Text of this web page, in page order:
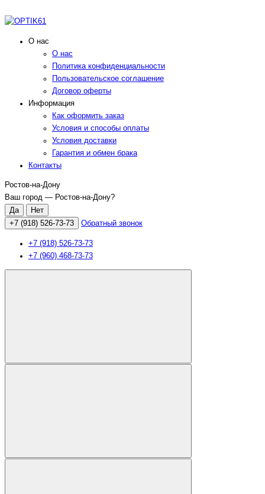
О нас
О нас
Политика конфиденциальности
Пользовательское соглашение
Договор оферты
Информация
Как оформить заказ
Условия и способы оплаты
Условия доставки
Гарантия и обмен брака
Контакты
Ростов-на-Дону
Ваш город — Ростов-на-Дону?
+7 (918) 526-73-73 Обратный звонок
+7 (918) 526-73-73
+7 (960) 468-73-73